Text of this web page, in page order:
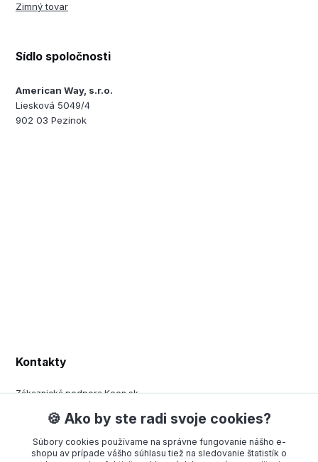
Zimný tovar
Sídlo spoločnosti
American Way, s.r.o.
Liesková 5049/4
902 03 Pezinok
Kontakty
Zákaznická podpora Keen.sk
+420 377 443 970
(Po-Pá, 8-15 hod.)
order@americanway.sk
🍪 Ako by ste radi svoje cookies?
Súbory cookies používame na správne fungovanie nášho e-
shopu av prípade vášho súhlasu tiež na sledovanie štatistík o